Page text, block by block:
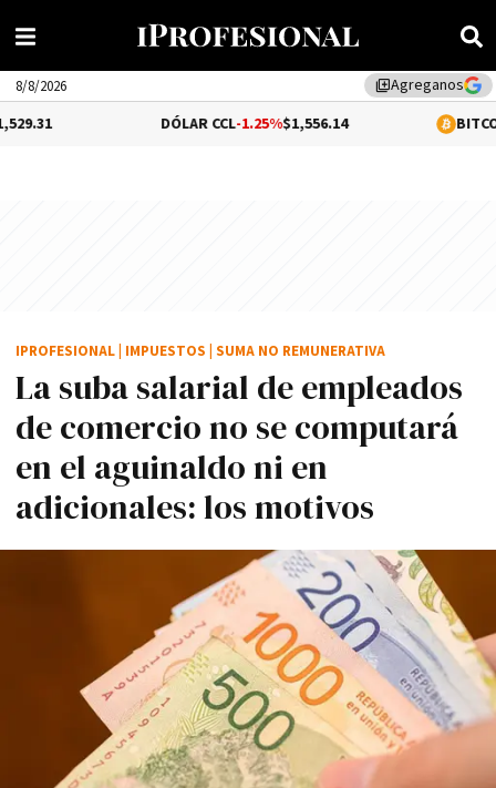
library_addAgreganos
8/8/2026
-1.25%$1,556.14 0.02%
La suba salarial de empleados
de comercio no se computará
en el aguinaldo ni en
adicionales: los motivos
IPROFESIONAL IMPUESTOS SUMA NO REMUNERATIVA